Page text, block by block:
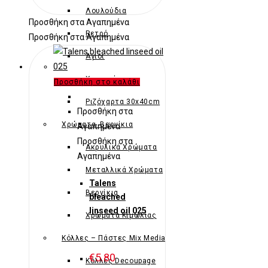
Λουλούδια
Ρετρό
Άγιοι
Χριστούγεννα
Ριζόχαρτα 30x40cm
Χρώματα -Βερνίκια
Ακρυλικά Χρώματα
Μεταλλικά Χρώματα
Βερνίκια
Χρώματα Κιμωλίας
Κόλλες – Πάστες Mix Media
Κόλλες Decoupage
Προσθήκη στα Αγαπημένα
Προσθήκη στα Αγαπημένα
Προσθήκη στο καλάθι
Προσθήκη στα
Αγαπημένα
Προσθήκη στα
Αγαπημένα
Talens
bleached
linseed oil 025
€5.80